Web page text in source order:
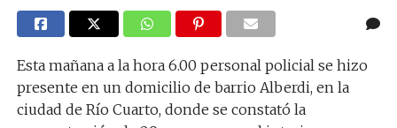
Esta mañana a la hora 6.00 personal policial se hizo
presente en un domicilio de barrio Alberdi, en la
ciudad de Río Cuarto, donde se constató la